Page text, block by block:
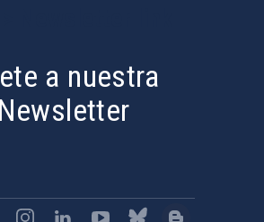
a nuestra
Newsletter